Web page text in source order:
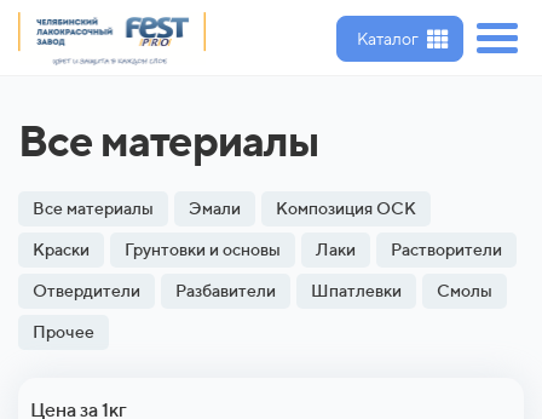
Каталог
Все материалы
Все материалы Эмали Композиция ОСК
Краски Грунтовки и основы Лаки Растворители
Отвердители Разбавители Шпатлевки Смолы
Прочее
Цена за 1кг